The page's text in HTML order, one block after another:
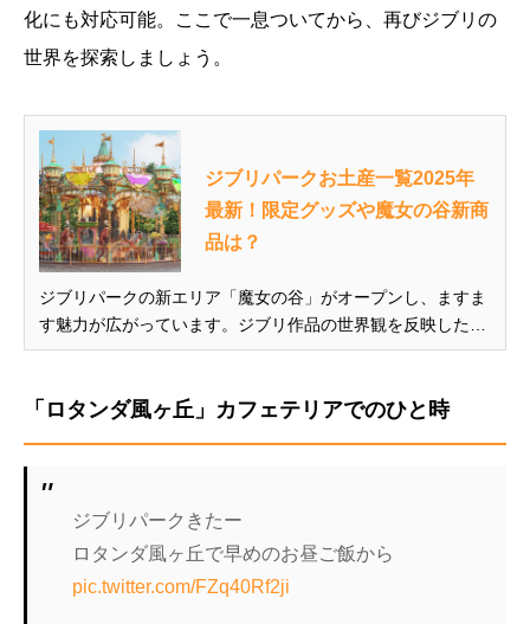
化にも対応可能。ここで一息ついてから、再びジブリの
世界を探索しましょう。
ジブリパークお土産一覧2025年
最新！限定グッズや魔女の谷新商
品は？
ジブリパークの新エリア「魔女の谷」がオープンし、ますま
す魅力が広がっています。ジブリ作品の世界観を反映したユ
ニークなお土産が多数揃っており、ファンにとっては見逃せ
ーク限定のお土産グッズ一覧を売り場別にご紹介。魔女の谷
「ロタンダ風ヶ丘」カフェテリアでのひと時
ジブリパークきたー
ロタンダ風ヶ丘で早めのお昼ご飯から
pic.twitter.com/FZq40Rf2ji